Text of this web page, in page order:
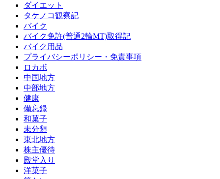
ダイエット
タケノコ観察記
バイク
バイク免許(普通2輪MT)取得記
バイク用品
プライバシーポリシー・免責事項
ロカボ
中国地方
中部地方
健康
備忘録
和菓子
未分類
東北地方
株主優待
殿堂入り
洋菓子